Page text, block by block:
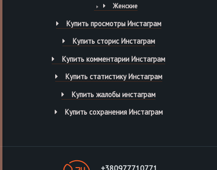
Женские
Купить просмотры Инстаграм
Купить сторис Инстаграм
Купить комментарии Инстаграм
Купить статистику Инстаграм
Купить жалобы инстаграм
Купить сохранения Инстаграм